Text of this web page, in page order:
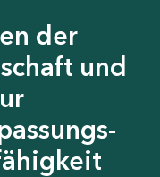
der
und